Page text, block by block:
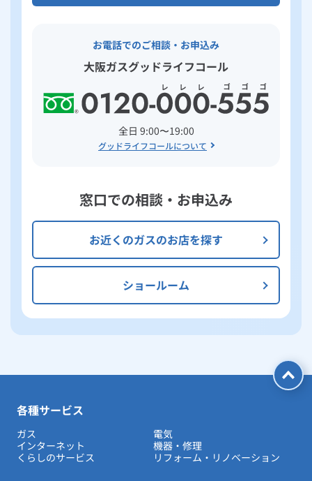
お電話でのご相談・お申込み
大阪ガスグッドライフコール
全日 9:00〜19:00
グッドライフコールについて
窓口での相談・お申込み
お近くのガスのお店を探す
ショールーム
各種サービス
ガス
電気
インターネット
機器・修理
くらしのサービス
リフォーム・リノベーション